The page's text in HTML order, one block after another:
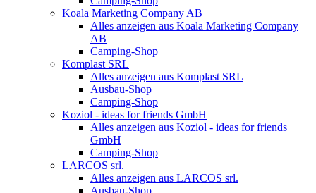
Koala Marketing Company AB
Alles anzeigen aus Koala Marketing Company
AB
Camping-Shop
Komplast SRL
Alles anzeigen aus Komplast SRL
Ausbau-Shop
Camping-Shop
Koziol - ideas for friends GmbH
Alles anzeigen aus Koziol - ideas for friends
GmbH
Camping-Shop
LARCOS srl.
Alles anzeigen aus LARCOS srl.
Ausbau-Shop